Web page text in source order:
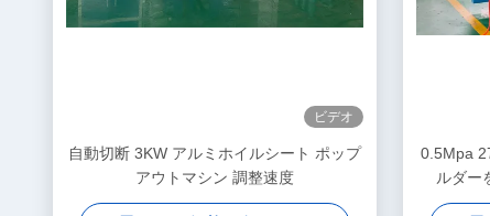
ビデオ
自動切断 3KW アルミホイルシート ポップ
アウトマシン 調整速度
0.5Mpa
ルダー